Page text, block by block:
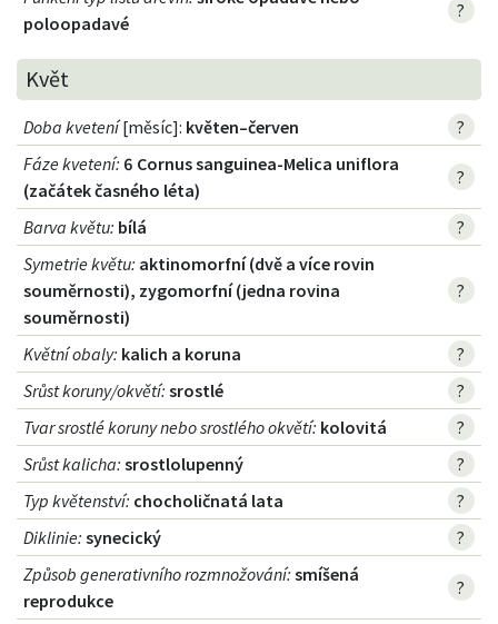
poloopadavé
?
Květ
Doba kvetení[měsíc]: květen–červen
?
Fáze kvetení: 6 Cornus sanguinea-Melica uniflora
(začátek časného léta)
?
Barva květu: bílá
?
Symetrie květu: aktinomorfní (dvě a více rovin
souměrnosti), zygomorfní (jedna rovina
souměrnosti)
?
Květní obaly: kalich a koruna
?
Srůst koruny/okvětí: srostlé
?
Tvar srostlé koruny nebo srostlého okvětí: kolovitá
?
Srůst kalicha: srostlolupenný
?
Typ květenství: chocholičnatá lata
?
Diklinie: synecický
?
Způsob generativního rozmnožování: smíšená
reprodukce
?